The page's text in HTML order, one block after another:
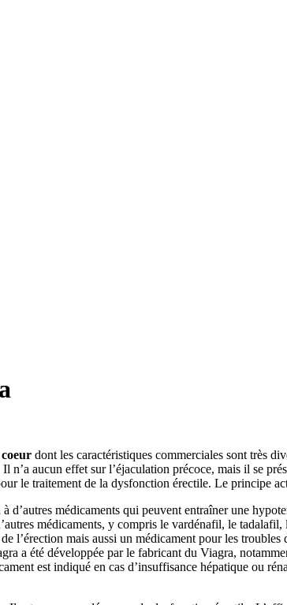
dont les caractéristiques commerciales sont très
n’a aucun effet sur l’éjaculation précoce, mais il se
le traitement de la dysfonction érectile. Le principe
d’autres médicaments qui peuvent entraîner une
médicaments, y compris le vardénafil, le
l’érection mais aussi un médicament pour les
a été développée par le fabricant du Viagra,
est indiqué en cas d’insuffisance hépatique ou